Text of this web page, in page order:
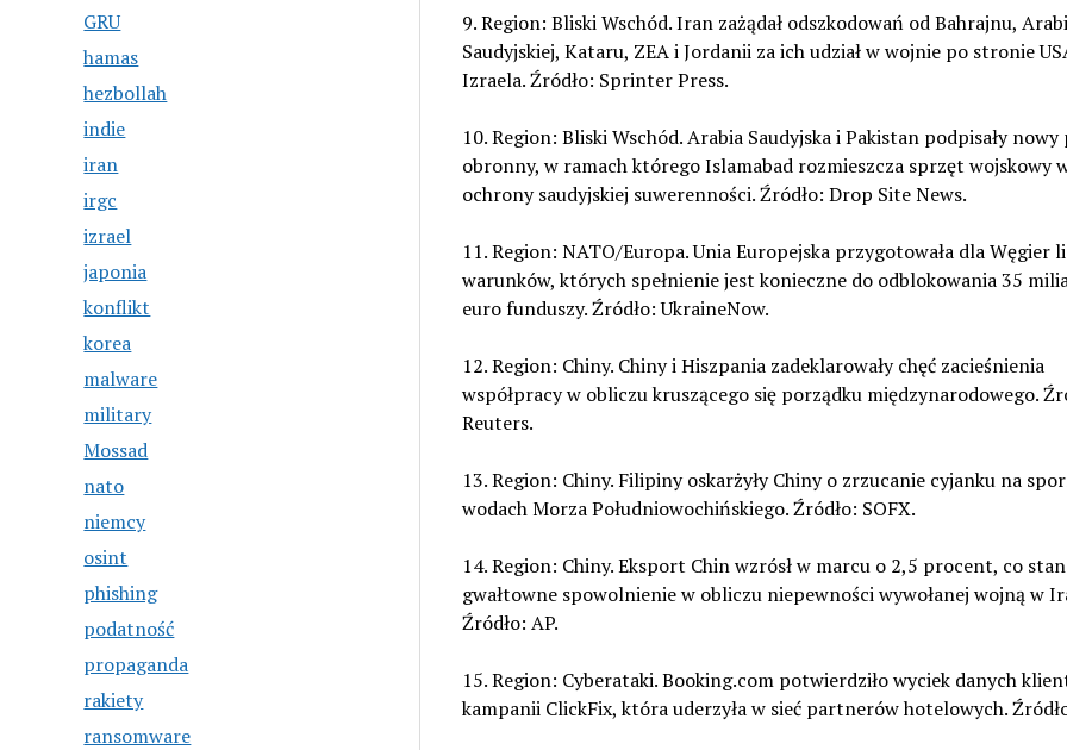
GRU
hamas
hezbollah
indie
iran
irgc
izrael
japonia
konflikt
korea
malware
military
Mossad
nato
niemcy
osint
phishing
podatność
propaganda
rakiety
ransomware
9. Region: Bliski Wschód. Iran zażądał odszkodowań od Bahrajnu,
Saudyjskiej, Kataru, ZEA i Jordanii za ich udział w wojnie po stronie
Izraela. Źródło: Sprinter Press.
10. Region: Bliski Wschód. Arabia Saudyjska i Pakistan podpisały nowy
obronny, w ramach którego Islamabad rozmieszcza sprzęt wojskowy
ochrony saudyjskiej suwerenności. Źródło: Drop Site News.
11. Region: NATO/Europa. Unia Europejska przygotowała dla Węgier
warunków, których spełnienie jest konieczne do odblokowania 35
euro funduszy. Źródło: UkraineNow.
12. Region: Chiny. Chiny i Hiszpania zadeklarowały chęć zacieśnienia
współpracy w obliczu kruszącego się porządku międzynarodowego.
Reuters.
13. Region: Chiny. Filipiny oskarżyły Chiny o zrzucanie cyjanku na
wodach Morza Południowochińskiego. Źródło: SOFX.
14. Region: Chiny. Eksport Chin wzrósł w marcu o 2,5 procent, co
gwałtowne spowolnienie w obliczu niepewności wywołanej wojną w
Źródło: AP.
15. Region: Cyberataki. Booking.com potwierdziło wyciek danych
kampanii ClickFix, która uderzyła w sieć partnerów hotelowych.